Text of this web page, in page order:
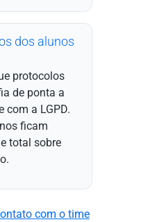
dos alunos
protocolos
de ponta a
com a LGPD.
ficam
total sobre
com o time